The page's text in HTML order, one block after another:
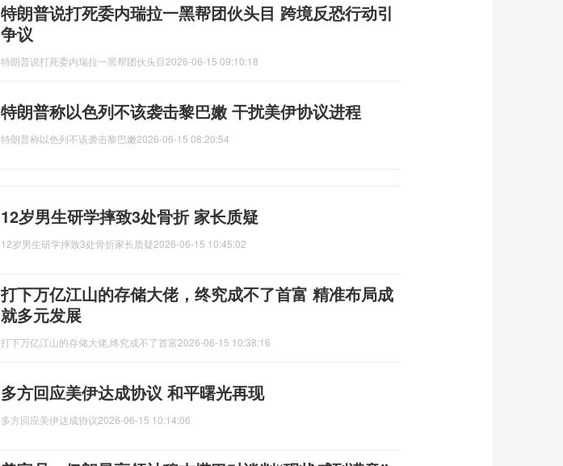
特朗普说打死委内瑞拉一黑帮团伙头目 跨境反恐行动引
争议
特朗普说打死委内瑞拉一黑帮团伙头目2026-06-15 09:10:18
特朗普称以色列不该袭击黎巴嫩 干扰美伊协议进程
特朗普称以色列不该袭击黎巴嫩2026-06-15 08:20:54
12岁男生研学摔致3处骨折 家长质疑
12岁男生研学摔致3处骨折家长质疑2026-06-15 10:45:02
打下万亿江山的存储大佬，终究成不了首富 精准布局成
就多元发展
打下万亿江山的存储大佬,终究成不了首富2026-06-15 10:38:16
多方回应美伊达成协议 和平曙光再现
多方回应美伊达成协议2026-06-15 10:14:06